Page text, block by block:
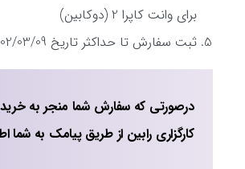
برای وانت کاپرا 2 (دوکابین)
ثبت سفارش تا حداکثر تاریخ 1402/03/09
درصورتی که سفارش شما منجر به خرید
کارگزاری رابین از طریق پیامک به شما